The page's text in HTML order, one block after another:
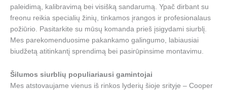
paleidimą, kalibravimą bei visišką sandarumą. Ypač dirbant su
freonu reikia specialių žinių, tinkamos įrangos ir profesionalaus
požiūrio. Pasitarkite su mūsų komanda prieš įsigydami siurblį.
Mes parekomenduosime pakankamo galingumo, labiausiai
biudžetą atitinkantį sprendimą bei pasirūpinsime montavimu.
Šilumos siurblių populiariausi gamintojai
Mes atstovaujame vienus iš rinkos lyderių šioje srityje – Cooper